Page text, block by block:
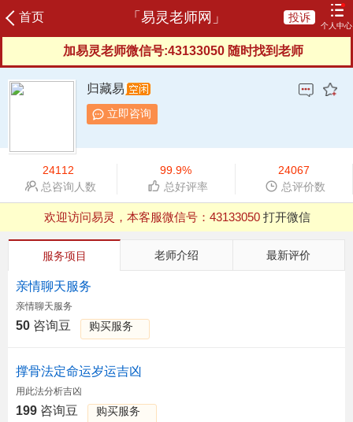
首页 「易灵老师网」
个人中心
投诉
登录
咨询记录 我的订单
我的评价
服务协议
申请成为老师
加易灵老师微信号:43133050 随时找到老师
归藏易
立即咨询
24112
总咨询人数
99.9%
总好评率
24067
总评价数
欢迎访问易灵，本客服微信号： 43133050 打开微信
QQ浏览器支付有异常，建议用微信、UC等其他浏览器
服务项目 老师介绍 最新评价
亲情聊天服务
亲情聊天服务
50 咨询豆 购买服务
撑骨法定命运岁运吉凶
用此法分析吉凶
199 咨询豆 购买服务